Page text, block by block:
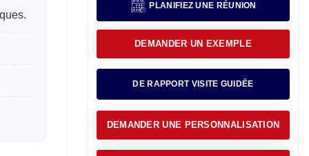
PLANIFIEZ UNE RÉUNION
DEMANDER UN EXEMPLE
DE RAPPORT VISITE GUIDÉE
DEMANDER UNE PERSONNALISATION